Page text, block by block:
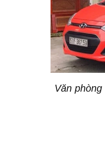
Văn phòng